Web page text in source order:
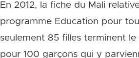
En 2012, la fiche du Mali
programme Education pour
seulement 85 filles terminent
pour 100 garçons qui y